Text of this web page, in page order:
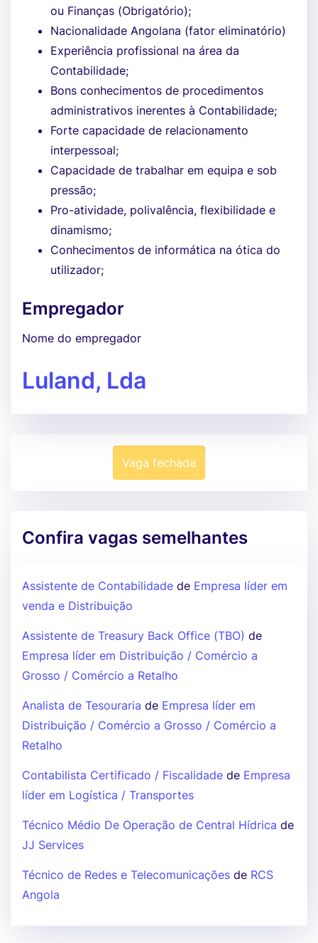
ou Finanças (Obrigatório);
Nacionalidade Angolana (fator eliminatório)
Experiência profissional na área da
Contabilidade;
Bons conhecimentos de procedimentos
administrativos inerentes à Contabilidade;
Forte capacidade de relacionamento
interpessoal;
Capacidade de trabalhar em equipa e sob
pressão;
Pro-atividade, polivalência, flexibilidade e
dinamismo;
Conhecimentos de informática na ótica do
utilizador;
Empregador
Nome do empregador
Luland, Lda
Vaga fechada
Confira vagas semelhantes
Assistente de Contabilidade de Empresa líder em
venda e Distribuição
Assistente de Treasury Back Office (TBO) de
Empresa líder em Distribuição / Comércio a
Grosso / Comércio a Retalho
Analista de Tesouraria de Empresa líder em
Distribuição / Comércio a Grosso / Comércio a
Retalho
Contabilista Certificado / Fiscalidade de Empresa
líder em Logística / Transportes
Técnico Médio De Operação de Central Hídrica de
JJ Services
Técnico de Redes e Telecomunicações de RCS
Angola